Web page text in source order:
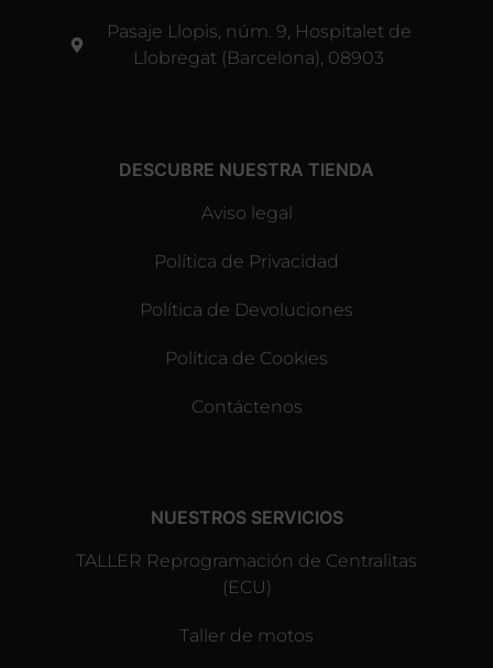
Pasaje Llopis, núm. 9, Hospitalet de
Llobregat (Barcelona), 08903
DESCUBRE NUESTRA TIENDA
Aviso legal
Política de Privacidad
Política de Devoluciones
Política de Cookies
Contáctenos
NUESTROS SERVICIOS
TALLER Reprogramación de Centralitas
(ECU)
Taller de motos